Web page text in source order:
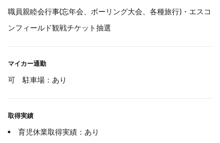
職員親睦会行事(忘年会、ボーリング大会、各種旅行)・エスコ
ンフィールド観戦チケット抽選
マイカー通勤
可 駐車場：あり
取得実績
育児休業取得実績：あり